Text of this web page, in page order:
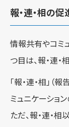
報・連・相の促
情報共有やコミ
つ目は、報・連・
「報・連・相」（
ミュニケーショ
ただ、報・連・